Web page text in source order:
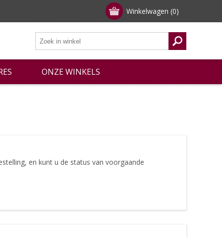
Winkelwagen (0)
ONZE WINKELS
en kunt u de status van voorgaande